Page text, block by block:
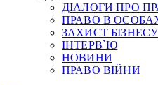
ДІАЛОГИ ПРО
ПРАВО В
ЗАХИСТ БІЗНЕСУ
ІНТЕРВ`Ю
НОВИНИ
ПРАВО ВІЙНИ